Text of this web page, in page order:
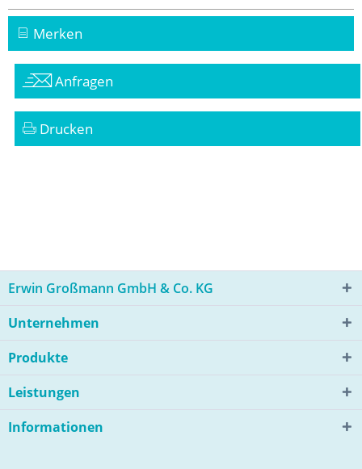
Merken
Anfragen
Drucken
Erwin Großmann GmbH & Co. KG
Unternehmen
Produkte
Leistungen
Informationen